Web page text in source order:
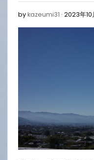
bykazeumi31 2023年10